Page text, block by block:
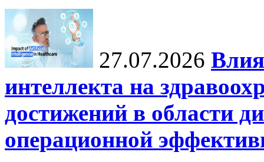
27.07.2026
интеллекта на
достижений в области
операционной